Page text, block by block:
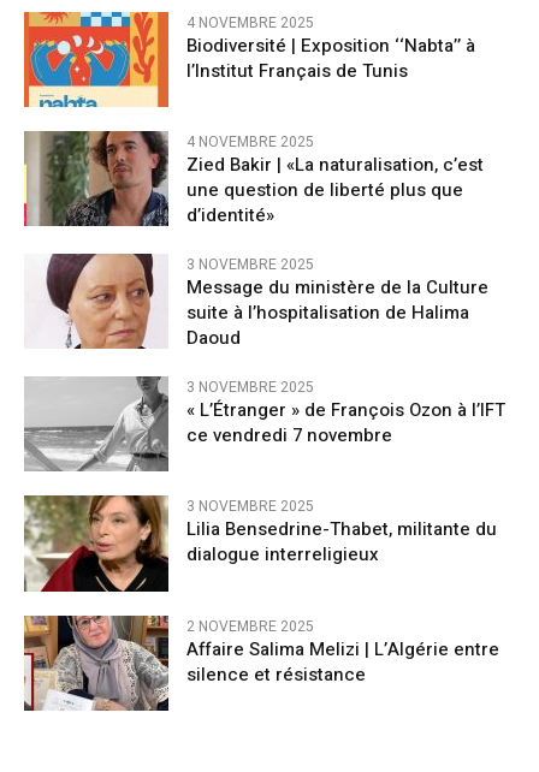
4 NOVEMBRE 2025
Biodiversité | Exposition ‘‘Nabta’’ à
l’Institut Français de Tunis
4 NOVEMBRE 2025
Zied Bakir | «La naturalisation, c’est
une question de liberté plus que
d’identité»
3 NOVEMBRE 2025
Message du ministère de la Culture
suite à l’hospitalisation de Halima
Daoud
3 NOVEMBRE 2025
« L’Étranger » de François Ozon à l’IFT
ce vendredi 7 novembre
3 NOVEMBRE 2025
Lilia Bensedrine-Thabet, militante du
dialogue interreligieux
2 NOVEMBRE 2025
Affaire Salima Melizi | L’Algérie entre
silence et résistance